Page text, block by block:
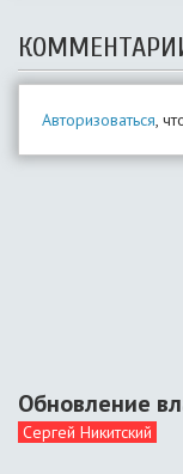
Авторизоваться,
Обновление
Сергей Никитский